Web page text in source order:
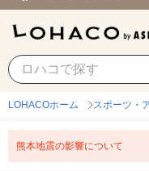
テントロープ
LOHACOホーム スポーツ・
熊本地震の影響について